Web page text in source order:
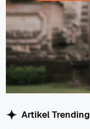
Artikel Trending